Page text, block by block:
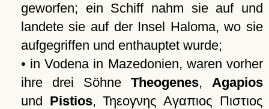
geworfen; ein Schiff nahm sie auf und
landete sie auf der Insel Haloma, wo sie
aufgegriffen und enthauptet wurde;
• in Vodena in Mazedonien, waren vorher
ihre drei Söhne Theogenes, Agapios
und Pistios,Τηεογνης Αγαπιος Πιστιος